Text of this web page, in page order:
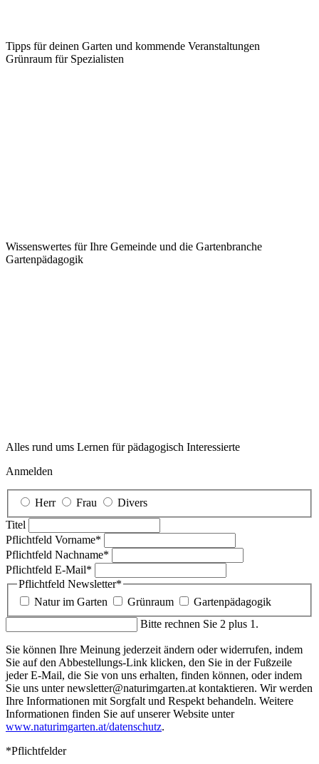
Tipps für deinen Garten und kommende Veranstaltungen
Grünraum für Spezialisten
Wissenswertes für Ihre Gemeinde und die Gartenbranche
Garten­pädagogik
Alles rund ums Lernen für pädagogisch Interessierte
Anmelden
Herr Frau
Divers
Titel
Pflichtfeld Vorname*
Pflichtfeld Nachname*
Pflichtfeld E-Mail*
Pflichtfeld Newsletter*
Natur im Garten
Grünraum
Gartenpädagogik
Bitte rechnen Sie 2 plus 1.
Sie können Ihre Meinung jederzeit ändern oder widerrufen, indem
Sie auf den Abbestellungs-Link klicken, den Sie in der Fußzeile
jeder E-Mail, die Sie von uns erhalten, finden können, oder indem
Sie uns unter newsletter@naturimgarten.at kontaktieren. Wir werden
Ihre Informationen mit Sorgfalt und Respekt behandeln. Weitere
Informationen finden Sie auf unserer Website unter
www.naturimgarten.at/datenschutz.
*Pflichtfelder